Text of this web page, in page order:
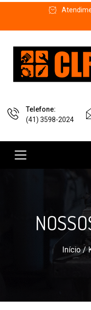
Telefone:
(41) 3598-2024
Início/